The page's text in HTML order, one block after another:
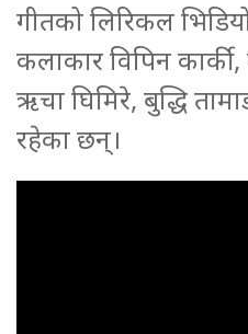
गीतको लिरिकल
कलाकार विपिन कार्की,
ऋचा घिमिरे, बुद्धि
रहेका छन्।